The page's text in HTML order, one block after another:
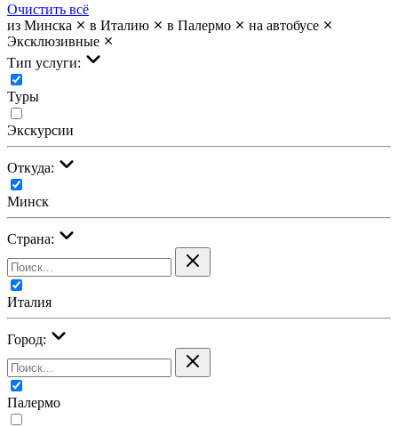
Очистить всё
из Минска
в Италию в Палермо
на автобусе
Эксклюзивные
Тип услуги:
Туры
Экскурсии
Откуда:
Минск
Страна:
Италия
Город:
Палермо